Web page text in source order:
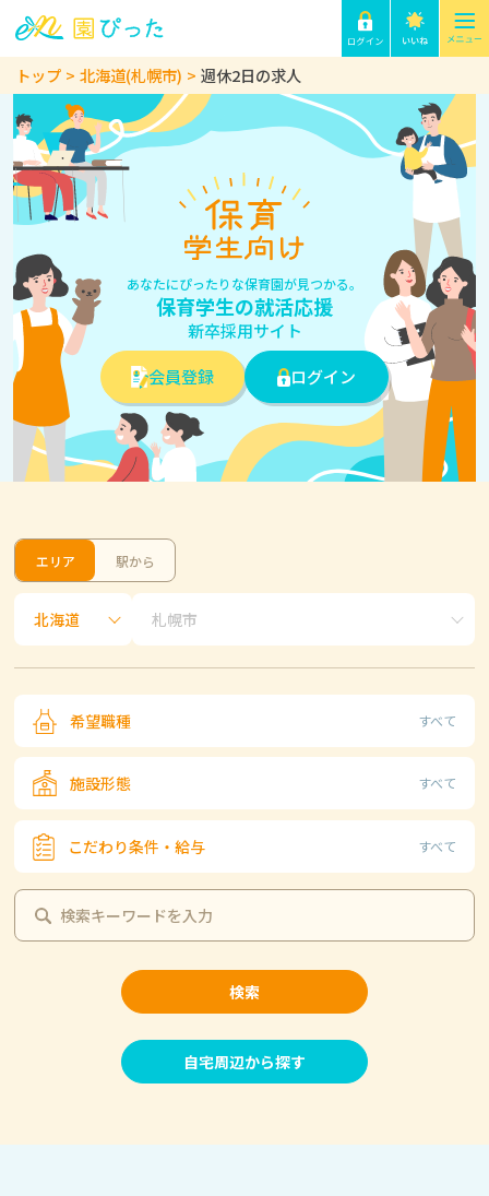
トップ 北海道(札幌市) 週休2日の求人
あなたにぴったりな保育園が見つかる。
保育学生の就活応援
新卒採用サイト
会員登録
ログイン
エリア 駅から
希望職種 すべて
施設形態 すべて
こだわり条件・給与 すべて
検索
自宅周辺から探す